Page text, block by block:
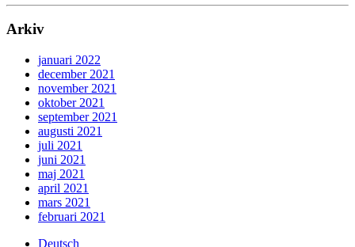
Arkiv
januari 2022
december 2021
november 2021
oktober 2021
september 2021
augusti 2021
juli 2021
juni 2021
maj 2021
april 2021
mars 2021
februari 2021
Deutsch